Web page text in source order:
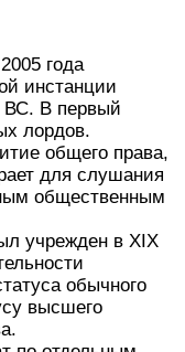
года
инстанции
ВС. В первый
лордов.
общего права,
для слушания
общественным
учрежден в XIX
обычного
высшего